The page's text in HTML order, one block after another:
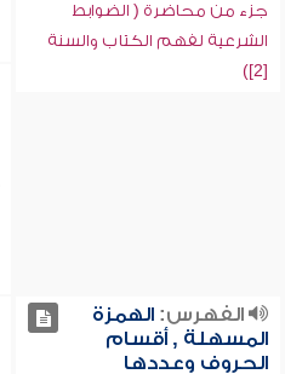
جزء من محاضرة ( الضوابط
الشرعية لفهم الكتاب والسنة
[2])
الفهرس:الهمزة
المسهلة , أقسام
الحروف وعددها